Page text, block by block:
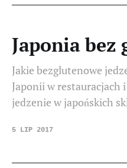
Japonia bez
Jakie bezglutenowe
Japonii w restauracjach
jedzenie w japońskich
5 LIP 2017